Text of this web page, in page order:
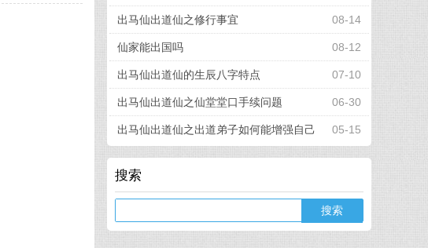
怎么办 08-14
出马仙出道仙之修行事宜
08-12
仙家能出国吗
07-10
出马仙出道仙的生辰八字特点
06-30
出马仙出道仙之仙堂堂口手续问题
05-15
出马仙出道仙之出道弟子如何能增强自己
的看事能力
搜索
Search